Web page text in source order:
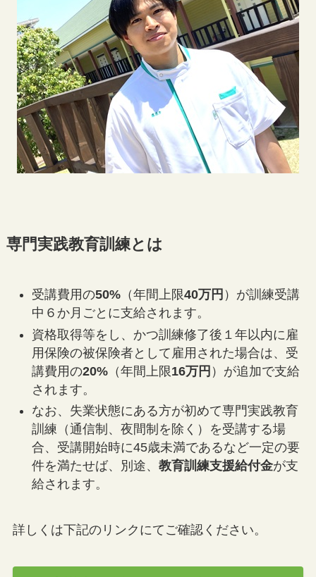
専門実践教育訓練とは
受講費用の50%（年間上限40万円 ）が訓練受講
中６か月ごとに支給されます。
資格取得等をし、かつ訓練修了後１年以内に雇
用保険の被保険者として雇用された場合は、受
講費用の20%（年間上限16万円 ）が追加で支給
されます。
なお、失業状態にある方が初めて専門実践教育
訓練（通信制、夜間制を除く）を受講する場
合、受講開始時に45歳未満であるなど一定の要
件を満たせば、別途、 教育訓練支援給付金が支
給されます。
詳しくは下記のリンクにてご確認ください。